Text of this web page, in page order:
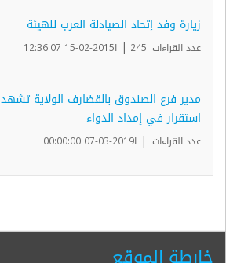
زيارة وفد إتحاد الصيادلة العرب للهيئة
عدد القراءات: 245 | ا2015-02-15 12:36:07
مدير فرع الصندوق بالقضارف الولاية تشهد
استقرار في إمداد الدواء
عدد القراءات: | ا2019-03-07 00:00:00